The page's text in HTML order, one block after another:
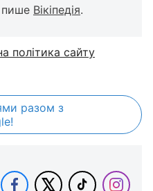
пише Вікіпедія.
політика сайту
разом з